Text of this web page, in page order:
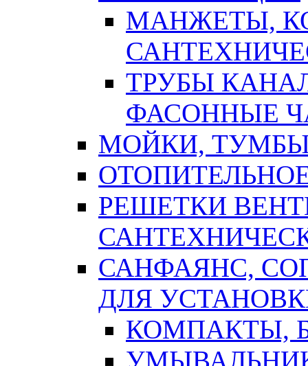
МАНЖЕТЫ,
ТРУБЫ
ФАСОННЫЕ
МОЙКИ,
РЕШЕТКИ
САНФАЯНС,
ДЛЯ
КОМПАКТЫ,